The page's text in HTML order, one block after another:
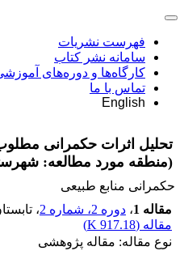
فهرست نشریات
سامانه نشر کتاب
کارگاه‌ها و دوره‌های
تماس با ما
English
تحلیل اثرات حکمرانی
(منطقه مورد مطالعه:
حکمرانی منابع طبیعی
مقاله 1
، دوره 2، شماره 2 ، تابستان
مقاله (917.18 K
)
نوع مقاله: مقاله پژوهشی